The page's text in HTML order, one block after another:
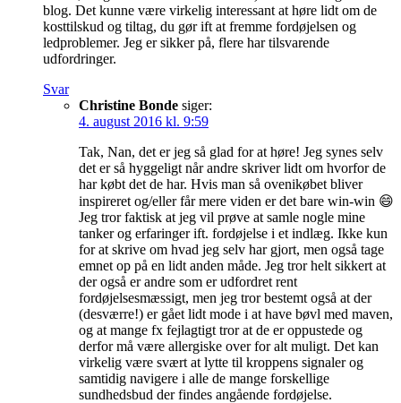
blog. Det kunne være virkelig interessant at høre lidt om de
kosttilskud og tiltag, du gør ift at fremme fordøjelsen og
ledproblemer. Jeg er sikker på, flere har tilsvarende
udfordringer.
Svar
Christine Bonde siger:
4. august 2016 kl. 9:59
Tak, Nan, det er jeg så glad for at høre! Jeg synes selv
det er så hyggeligt når andre skriver lidt om hvorfor de
har købt det de har. Hvis man så ovenikøbet bliver
inspireret og/eller får mere viden er det bare win-win 😄
Jeg tror faktisk at jeg vil prøve at samle nogle mine
tanker og erfaringer ift. fordøjelse i et indlæg. Ikke kun
for at skrive om hvad jeg selv har gjort, men også tage
emnet op på en lidt anden måde. Jeg tror helt sikkert at
der også er andre som er udfordret rent
fordøjelsesmæssigt, men jeg tror bestemt også at der
(desværre!) er gået lidt mode i at have bøvl med maven,
og at mange fx fejlagtigt tror at de er oppustede og
derfor må være allergiske over for alt muligt. Det kan
virkelig være svært at lytte til kroppens signaler og
samtidig navigere i alle de mange forskellige
sundhedsbud der findes angående fordøjelse.